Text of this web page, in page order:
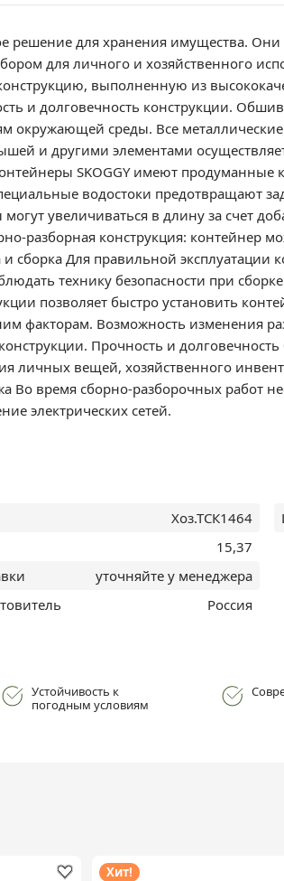
решение для хранения имущества.
для личного и хозяйственного
выполненную из
и долговечность конструкции.
окружающей среды. Все
и другими элементами
SKOGGY имеют продуманные
водостоки предотвращают
увеличиваться в длину за счет
разборная конструкция: контейнер
сборка Для правильной
технику безопасности при
позволяет быстро установить
факторам. Возможность изменения
Прочность и
личных вещей, хозяйственного
Во время сборно-разборочных работ
электрических сетей.
Хоз.ТСК1464
15,37
уточняйте у менеджера
Россия
Устойчивость к
погодным условиям
Хит!